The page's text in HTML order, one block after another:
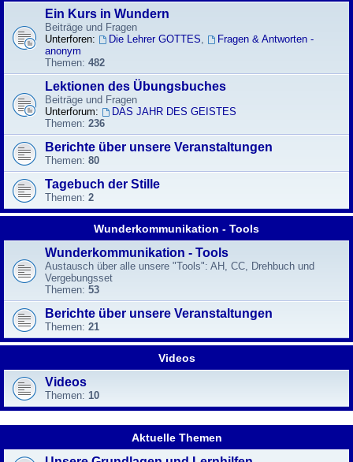
Ein Kurs in Wundern
Beiträge und Fragen
Unterforen:
Die Lehrer GOTTES,
Fragen & Antworten -
anonym
Themen: 482
Lektionen des Übungsbuches
Beiträge und Fragen
Unterforum:
DAS JAHR DES GEISTES
Themen: 236
Berichte über unsere Veranstaltungen
Themen: 80
Tagebuch der Stille
Themen: 2
Wunderkommunikation - Tools
Wunderkommunikation - Tools
Austausch über alle unsere "Tools": AH, CC, Drehbuch und
Vergebungsset
Themen: 53
Berichte über unsere Veranstaltungen
Themen: 21
Videos
Videos
Themen: 10
Aktuelle Themen